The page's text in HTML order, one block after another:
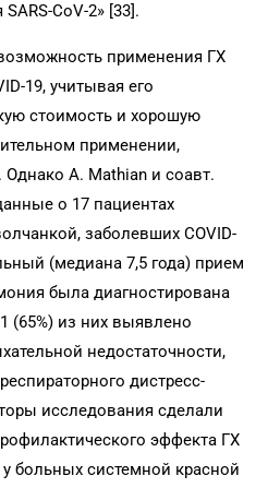
CoV-2» [33].
применения ГХ
19, учитывая его
стоимость и хорошую
применении,
A. Mathian и соавт.
о 17 пациентах
заболевших COVID-
(медиана 7,5 года) прием
была диагностирована
(65%) из них выявлено
недостаточности,
дистресс-
исследования сделали
эффекта ГХ
больных системной красной